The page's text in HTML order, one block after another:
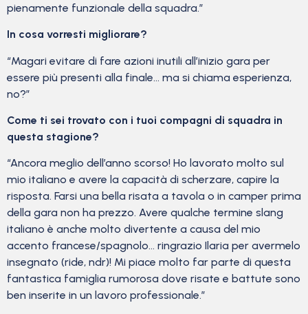
pienamente funzionale della squadra.”
In cosa vorresti migliorare?
“Magari evitare di fare azioni inutili all’inizio gara per
essere più presenti alla finale… ma si chiama esperienza,
no?”
Come ti sei trovato con i tuoi compagni di squadra in
questa stagione?
“Ancora meglio dell’anno scorso! Ho lavorato molto sul
mio italiano e avere la capacità di scherzare, capire la
risposta. Farsi una bella risata a tavola o in camper prima
della gara non ha prezzo. Avere qualche termine slang
italiano è anche molto divertente a causa del mio
accento francese/spagnolo… ringrazio Ilaria per avermelo
insegnato (ride, ndr)! Mi piace molto far parte di questa
fantastica famiglia rumorosa dove risate e battute sono
ben inserite in un lavoro professionale.”